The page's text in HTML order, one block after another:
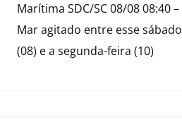
Marítima SDC/SC 08/08 08:40 –
Mar agitado entre esse sábado
(08) e a segunda-feira (10)